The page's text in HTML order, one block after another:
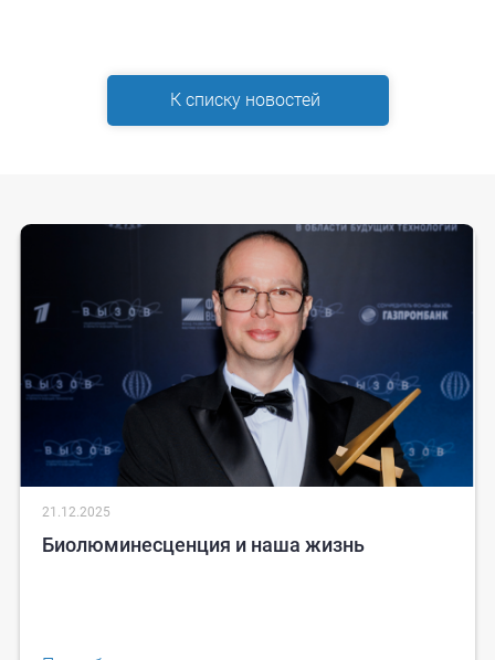
К списку новостей
21.12.2025
Биолюминесценция и наша жизнь